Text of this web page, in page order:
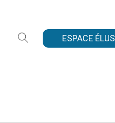
ESPACE ÉLUS